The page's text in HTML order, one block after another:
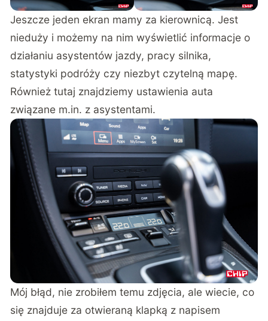
Jeszcze jeden ekran mamy za kierownicą. Jest
nieduży i możemy na nim wyświetlić informacje o
działaniu asystentów jazdy, pracy silnika,
statystyki podróży czy niezbyt czytelną mapę.
Również tutaj znajdziemy ustawienia auta
związane m.in. z asystentami.
Mój błąd, nie zrobiłem temu zdjęcia, ale wiecie, co
się znajduje za otwieraną klapką z napisem